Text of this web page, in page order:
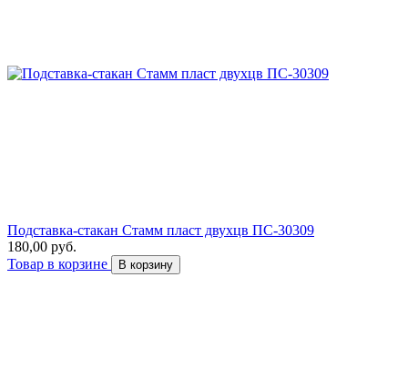
Подставка-стакан Стамм пласт двухцв ПС-30309
180,00 руб.
Товар в корзине
В корзину